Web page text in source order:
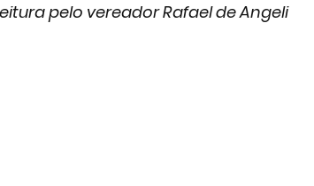
pelo vereador Rafael de Angeli